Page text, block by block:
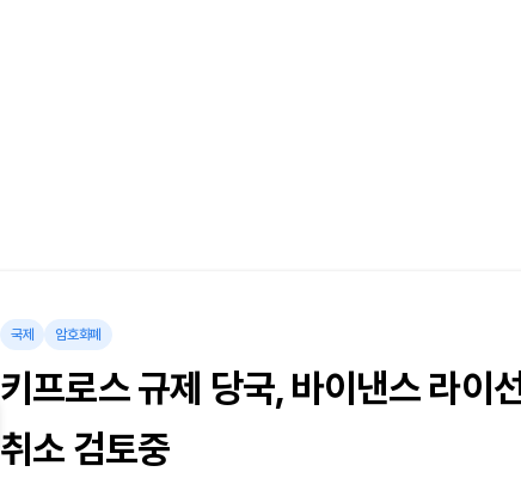
국제 암호화폐
키프로스 규제 당국, 바이낸스 라이
취소 검토중